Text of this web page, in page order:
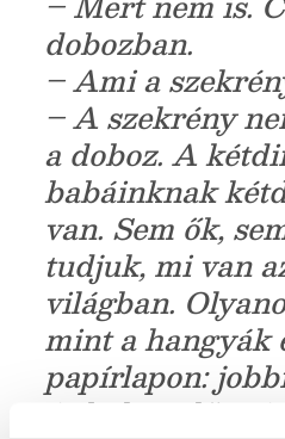
dobozban.
– Ami a
– A szekrény
a doboz. A
babáinknak
van. Sem ők,
tudjuk, mi van
világban.
mint a
papírlapon:
és balra, előre